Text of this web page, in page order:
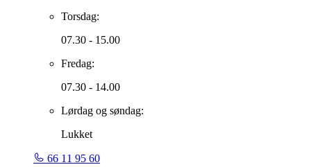
Torsdag:
07.30 - 15.00
Fredag:
07.30 - 14.00
Lørdag og søndag:
Lukket
66 11 95 60